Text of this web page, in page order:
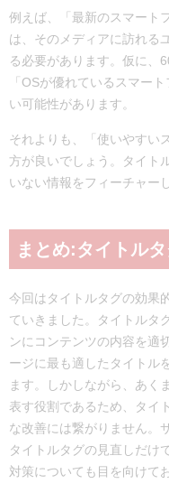
例えば、「最新のスマート
は、そのメディアに訪れる
る必要があります。仮に、
「OSが優れているスマー
い可能性があります。
それよりも、「使いやすい
方が良いでしょう。タイト
いない情報をフィーチャー
まとめ:タイトル
今回はタイトルタグの効果
ていきました。タイトルタ
ンにコンテンツの内容を適
ージに最も適したタイトル
ます。しかしながら、あく
表す役割であるため、タイ
な改善には繋がりません。
タイトルタグの見直しだけ
対策についても目を向けて